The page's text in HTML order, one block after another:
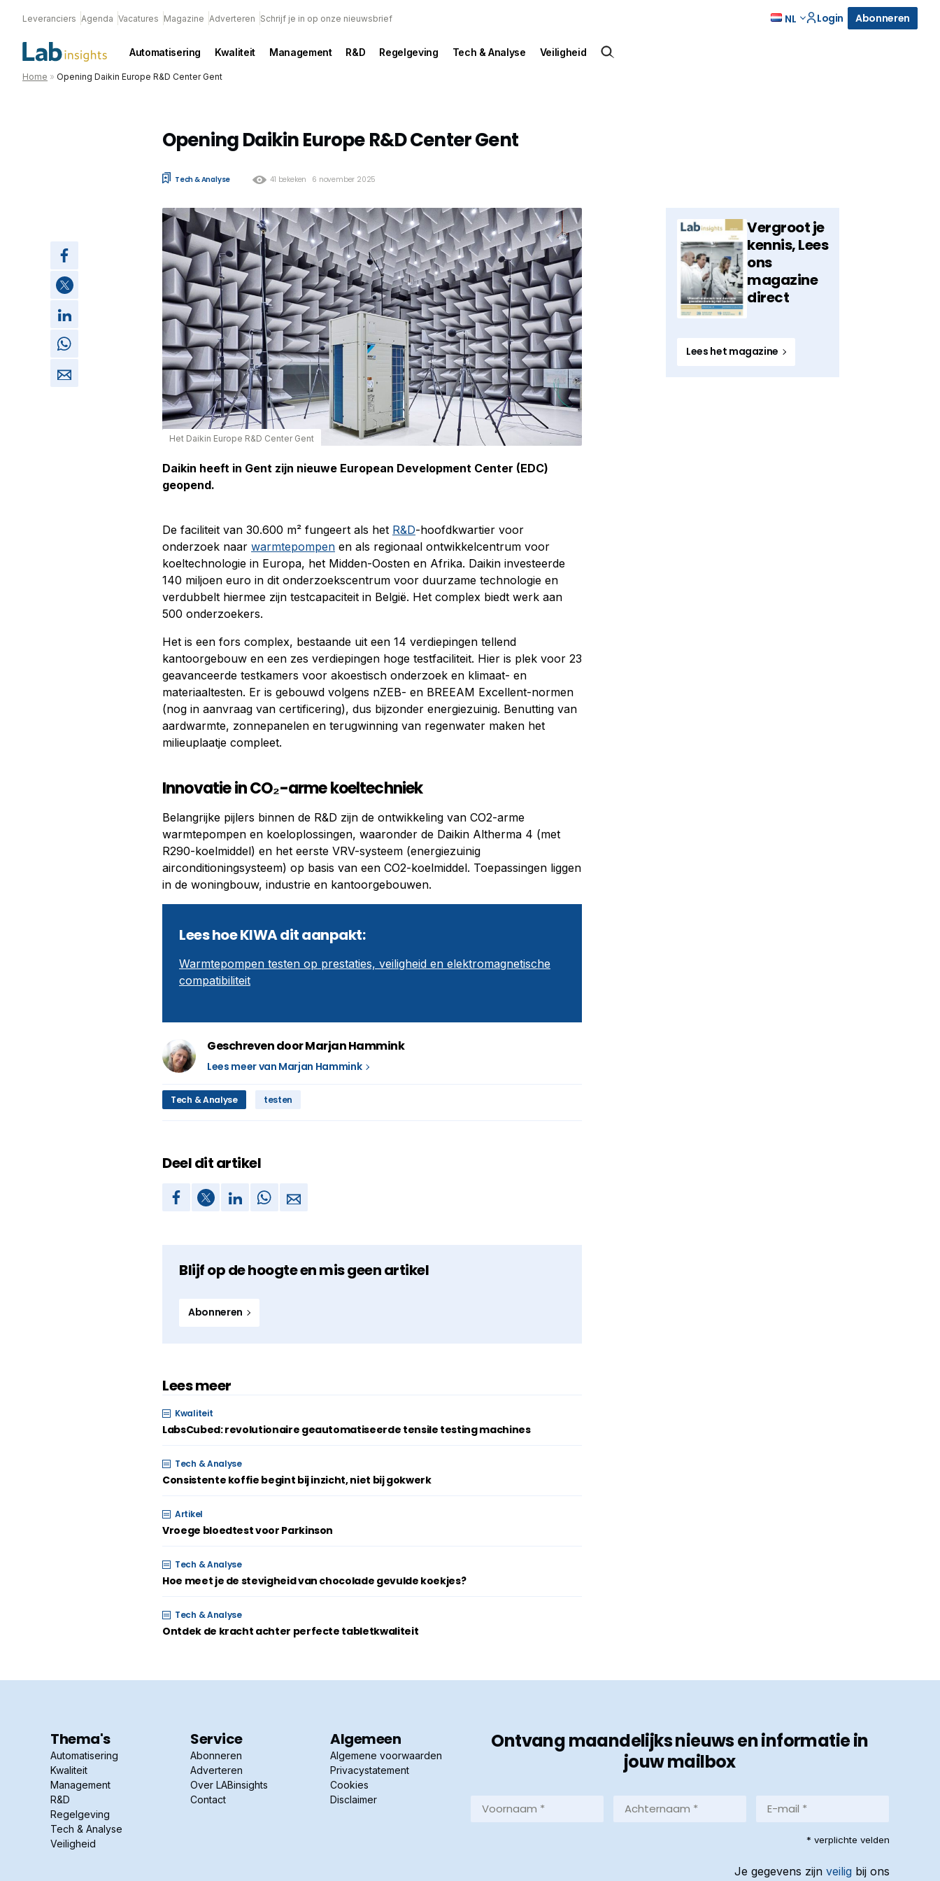
Leveranciers Agenda Vacatures Magazine Adverteren Schrijf je in op onze nieuwsbrief NL Login Abonneren
Automatisering Kwaliteit Management R&D Regelgeving Tech & Analyse Veiligheid
Home » Opening Daikin Europe R&D Center Gent
Opening Daikin Europe R&D Center Gent
Tech & Analyse 41 bekeken 6 november 2025
Het Daikin Europe R&D Center Gent
Daikin heeft in Gent zijn nieuwe European Development Center (EDC)
geopend.
De faciliteit van 30.600 m² fungeert als het R&D-hoofdkwartier voor
onderzoek naar warmtepompen en als regionaal ontwikkelcentrum voor
koeltechnologie in Europa, het Midden-Oosten en Afrika. Daikin investeerde
140 miljoen euro in dit onderzoekscentrum voor duurzame technologie en
verdubbelt hiermee zijn testcapaciteit in België. Het complex biedt werk aan
500 onderzoekers.
Het is een fors complex, bestaande uit een 14 verdiepingen tellend
kantoorgebouw en een zes verdiepingen hoge testfaciliteit. Hier is plek voor 23
geavanceerde testkamers voor akoestisch onderzoek en klimaat- en
materiaaltesten. Er is gebouwd volgens nZEB- en BREEAM Excellent-normen
(nog in aanvraag van certificering), dus bijzonder energiezuinig. Benutting van
aardwarmte, zonnepanelen en terugwinning van regenwater maken het
milieuplaatje compleet.
Innovatie in CO₂-arme koeltechniek
Belangrijke pijlers binnen de R&D zijn de ontwikkeling van CO2-arme
warmtepompen en koeloplossingen, waaronder de Daikin Altherma 4 (met
R290-koelmiddel) en het eerste VRV-systeem (energiezuinig
airconditioningsysteem) op basis van een CO2-koelmiddel. Toepassingen liggen
in de woningbouw, industrie en kantoorgebouwen.
Lees hoe KIWA dit aanpakt:
Warmtepompen testen op prestaties, veiligheid en elektromagnetische
compatibiliteit
Geschreven door Marjan Hammink
Lees meer van Marjan Hammink
Tech & Analyse testen
Deel dit artikel
Blijf op de hoogte en mis geen artikel
Abonneren
Lees meer
Kwaliteit
LabsCubed: revolutionaire geautomatiseerde tensile testing machines
Tech & Analyse
Consistente koffie begint bij inzicht, niet bij gokwerk
Artikel
Vroege bloedtest voor Parkinson
Tech & Analyse
Hoe meet je de stevigheid van chocolade gevulde koekjes?
Tech & Analyse
Ontdek de kracht achter perfecte tabletkwaliteit
Vergroot je
kennis, Lees
ons
magazine
direct
Lees het magazine
Thema's
Automatisering
Kwaliteit
Management
R&D
Regelgeving
Tech & Analyse
Veiligheid
Service
Abonneren
Adverteren
Over LABinsights
Contact
Algemeen
Algemene voorwaarden
Privacystatement
Cookies
Disclaimer
Ontvang maandelijks nieuws en informatie in
jouw mailbox
Achternaam
mail
* verplichte velden
Je gegevens zijn veilig bij ons